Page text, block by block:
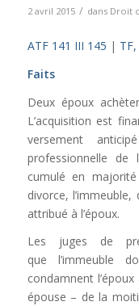
2 avril 2015 / dans Droit
ATF 141 III 145 |
Faits
Deux époux
L’acquisition est
versement
professionnelle de
cumulé en
divorce,
attribué à l’époux.
Les juges de
que l’immeuble
condamnent
épouse – de la